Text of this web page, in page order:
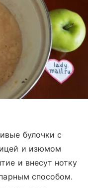
булочки с
и изюмом
и внесут нотку
способом.